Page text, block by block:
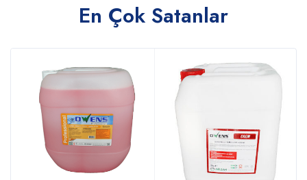
En Çok Satanlar